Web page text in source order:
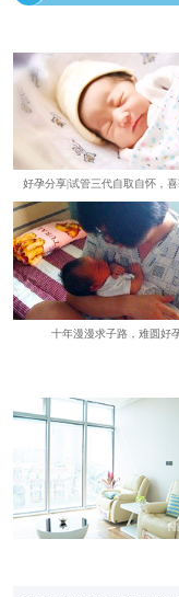
好孕分享|试管三代自取自怀，喜
十年漫漫求子路，难圆好